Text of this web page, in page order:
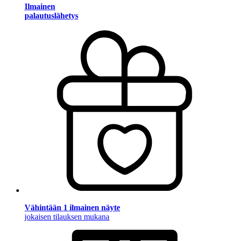
Ilmainen
palautuslähetys
Vähintään 1 ilmainen näyte
jokaisen tilauksen mukana